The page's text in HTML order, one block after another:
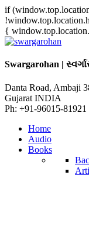
if
{
Swargarohan |
Danta Road, Ambaji
Gujarat INDIA
Ph: +91-96015-81921
Home
Audio
Books